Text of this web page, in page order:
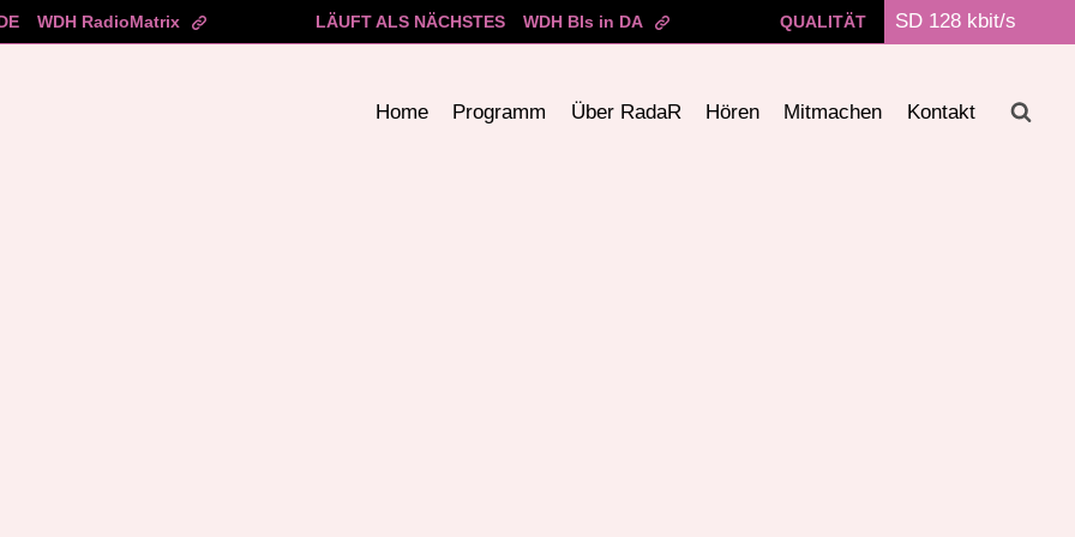
WDH RadioMatrix LÄUFT ALS NÄCHSTES WDH BIs in DA QUALITÄT
Home Programm Über RadaR Hören Mitmachen Kontakt